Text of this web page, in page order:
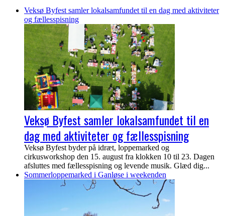
Veksø Byfest samler lokalsamfundet til en dag med aktiviteter
og fællesspisning
Veksø Byfest samler lokalsamfundet til en
dag med aktiviteter og fællesspisning
Veksø Byfest byder på idræt, loppemarked og
cirkusworkshop den 15. august fra klokken 10 til 23. Dagen
afsluttes med fællesspisning og levende musik. Glæd dig...
Sommerloppemarked i Ganløse i weekenden